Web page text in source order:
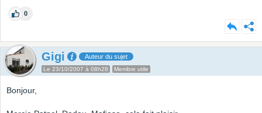
0
Gigi Auteur du sujet
Le 23/10/2007 à 08h28 Membre utile
Bonjour,